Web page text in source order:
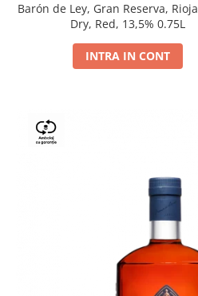
Barón de Ley, Gran Reserva,
Dry, Red, 13,5% 0.75L
INTRA IN CONT